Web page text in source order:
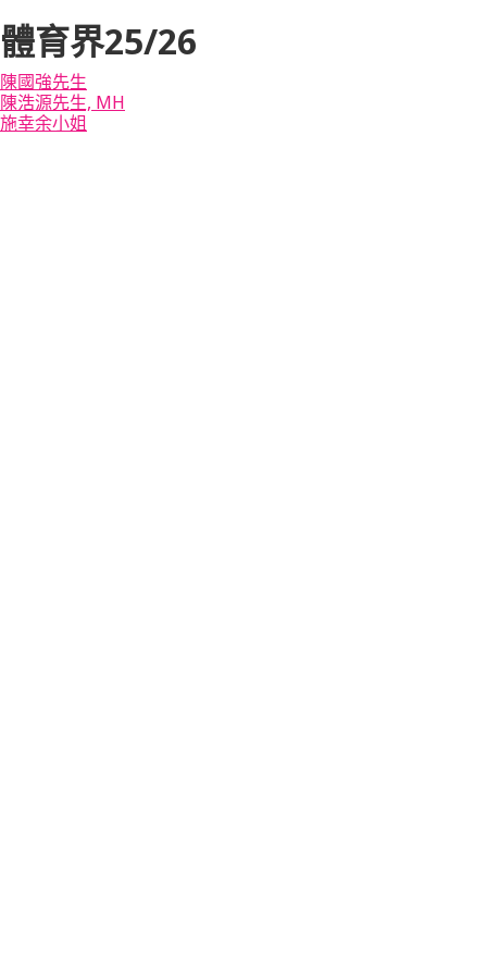
體育界25/26
陳國強先生
陳浩源先生, MH
施幸余小姐